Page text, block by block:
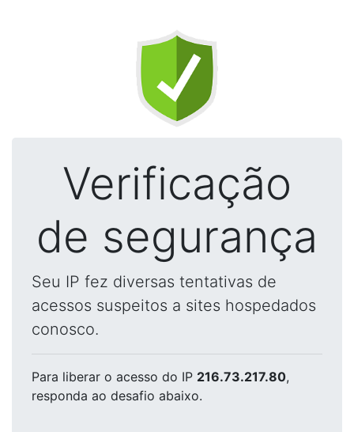
Verificação
de segurança
Seu IP fez diversas tentativas de
acessos suspeitos a sites hospedados
conosco.
Para liberar o acesso do IP 216.73.217.80,
responda ao desafio abaixo.